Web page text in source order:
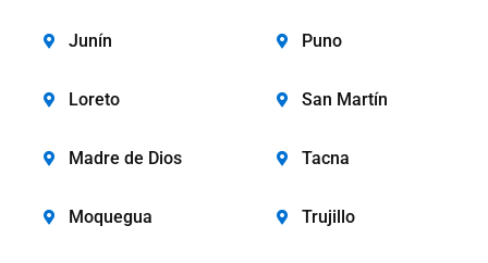
Junín
Loreto
Madre de Dios
Moquegua
Puno
San Martín
Tacna
Trujillo